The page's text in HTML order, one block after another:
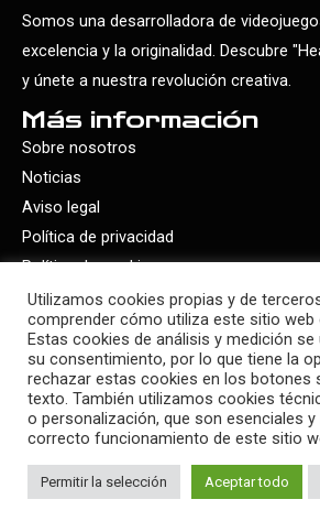
Somos una desarrolladora de
excelencia y la originalidad. Descubre
y únete a nuestra revolución creativa.
Más información
Sobre nosotros
Noticias
Aviso legal
Política de privacidad
Política de cookies
Últimos
Copyright © 2026
Diseño y desarrollo web por
Utilizamos cookies propias y de
comprender cómo utiliza este sitio web
Estas cookies de análisis y medición
su consentimiento, por lo que tiene la
rechazar estas cookies en los botones
texto. También utilizamos cookies
o personalización, que son esenciales
correcto funcionamiento de este sitio
Permitir la selección Aceptar todo